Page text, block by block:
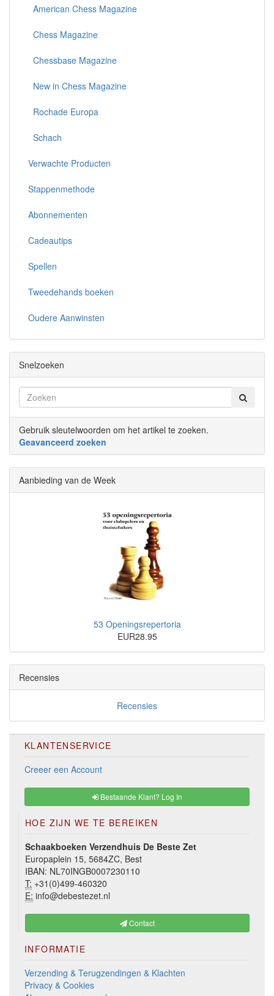
American Chess Magazine
Chess Magazine
Chessbase Magazine
New in Chess Magazine
Rochade Europa
Schach
Verwachte Producten
Stappenmethode
Abonnementen
Cadeautips
Spellen
Tweedehands boeken
Oudere Aanwinsten
Snelzoeken
Gebruik sleutelwoorden om het artikel te zoeken.
Geavanceerd zoeken
Aanbieding van de Week
53 Openingsrepertoria
EUR28.95
Recensies
Recensies
KLANTENSERVICE
Creeer een Account
Bestaande Klant? Log In
HOE ZIJN WE TE BEREIKEN
Schaakboeken Verzendhuis De Beste Zet
Europaplein 15, 5684ZC, Best
IBAN: NL70INGB0007230110
T: +31(0)499-460320
E: info@debestezet.nl
Contact
INFORMATIE
Verzending & Terugzendingen & Klachten
Privacy & Cookies